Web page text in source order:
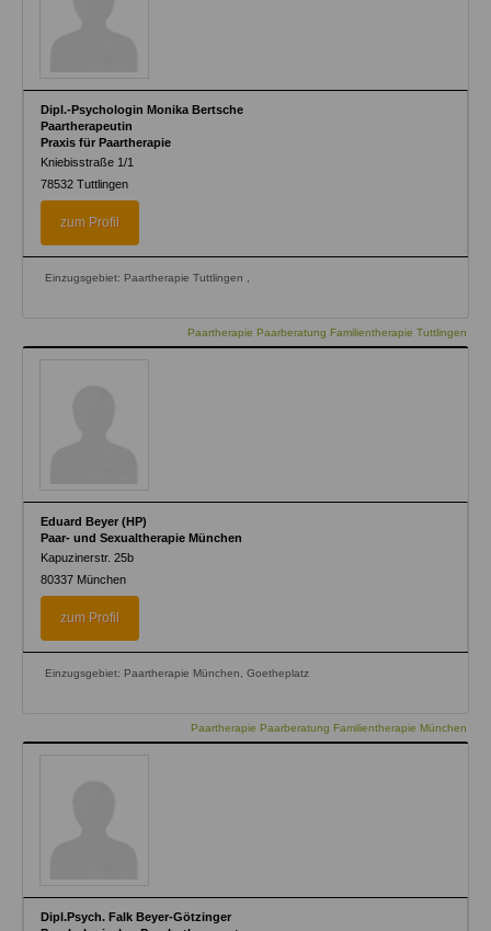
Dipl.-Psychologin Monika Bertsche
Paartherapeutin
Praxis für Paartherapie
Kniebisstraße 1/1
78532 Tuttlingen
zum Profil
Einzugsgebiet: Paartherapie Tuttlingen ,
Paartherapie Paarberatung Familientherapie Tuttlingen
Eduard Beyer (HP)
Paar- und Sexualtherapie München
Kapuzinerstr. 25b
80337 München
zum Profil
Einzugsgebiet: Paartherapie München, Goetheplatz
Paartherapie Paarberatung Familientherapie München
Dipl.Psych. Falk Beyer-Götzinger